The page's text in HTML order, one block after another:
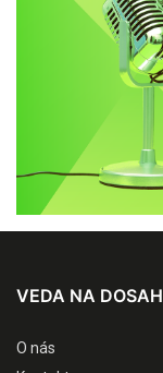
VEDA NA DOSAH
O nás